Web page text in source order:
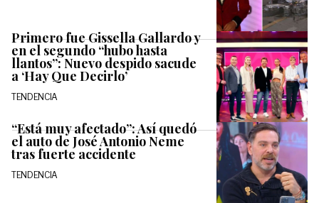
Primero fue Gissella Gallardo y
en el segundo “hubo hasta
llantos”: Nuevo despido sacude
a ‘Hay Que Decirlo’
TENDENCIA
“Está muy afectado”: Así quedó
el auto de José Antonio Neme
tras fuerte accidente
TENDENCIA